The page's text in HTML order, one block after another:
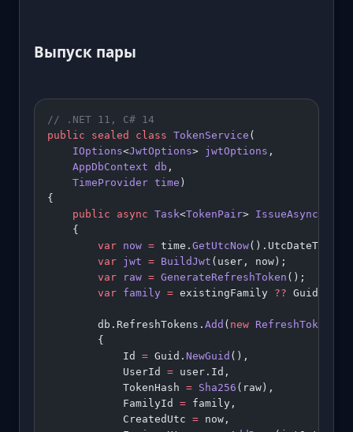
Выпуск пары
// .NET 11, C# 14
public sealed class TokenService (
    IOptions
<JwtOptions> jwtOptions ,
    AppDbContext
db ,
    TimeProvider
time )
{
    public
async Task<TokenPair> IssueAsync
    {
        var
now = time. GetUtcNow().UtcDateTime;
        var
jwt = BuildJwt (user, now);
        var
raw = GenerateRefreshToken ();
        var
family = existingFamily ?? Guid.
        db.RefreshTokens.
Add ( new RefreshToken
        {
            Id
= Guid. NewGuid (),
            UserId
= user.Id,
            TokenHash
= Sha256 (raw),
            FamilyId
= family,
            CreatedUtc
= now,